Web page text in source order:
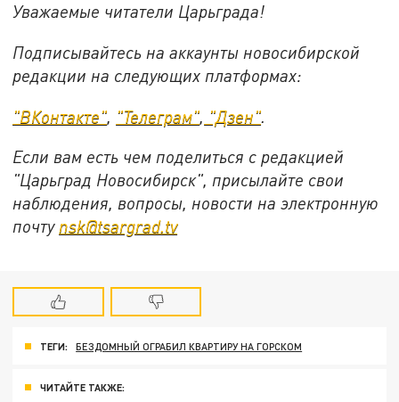
Уважаемые читатели Царьграда!
Подписывайтесь на аккаунты новосибирской
редакции на следующих платформах:
"ВКонтакте" "Телеграм" "Дзен"
Если вам есть чем поделиться с редакцией
"Царьград Новосибирск", присылайте свои
наблюдения, вопросы, новости на электронную
почту nsk@tsargrad.tv
ТЕГИ: БЕЗДОМНЫЙ ОГРАБИЛ КВАРТИРУ НА ГОРСКОМ
ЧИТАЙТЕ ТАКЖЕ: